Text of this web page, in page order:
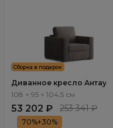
Сборка в подарок
Диванное кресло Антау /
Antau ММ111.12
108 × 95 × 104,5 см
53 202 ₽ 253 341 ₽
70%+30%